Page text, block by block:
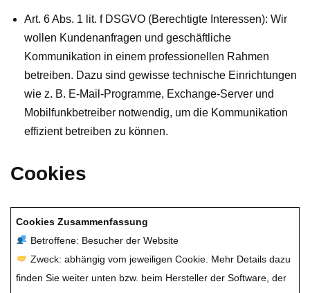
Art. 6 Abs. 1 lit. f DSGVO (Berechtigte Interessen): Wir
wollen Kundenanfragen und geschäftliche
Kommunikation in einem professionellen Rahmen
betreiben. Dazu sind gewisse technische Einrichtungen
wie z. B. E-Mail-Programme, Exchange-Server und
Mobilfunkbetreiber notwendig, um die Kommunikation
effizient betreiben zu können.
Cookies
Cookies Zusammenfassung
Betroffene: Besucher der Website
Zweck: abhängig vom jeweiligen Cookie. Mehr Details dazu
finden Sie weiter unten bzw. beim Hersteller der Software, der